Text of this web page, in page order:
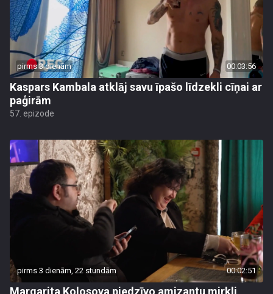
pirms 3 dienām 00:03:56
Kaspars Kambala atklāj savu īpašo līdzekli cīņai ar
paģirām
57. epizode
pirms 3 dienām, 22 stundām 00:02:51
Margarita Kolosova piedzīvo amizantu mirkli